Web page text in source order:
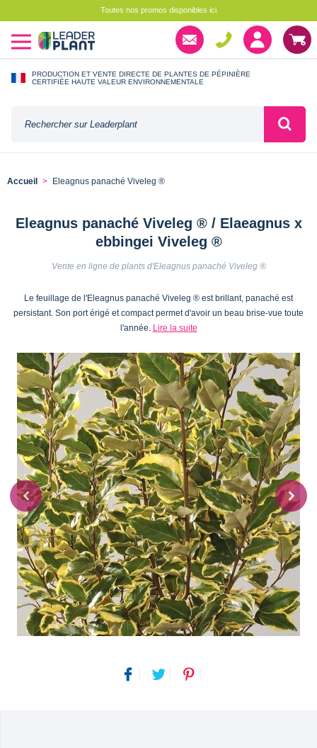
Toutes nos promos disponibles ici
PRODUCTION ET VENTE DIRECTE DE PLANTES DE PÉPINIÈRE
CERTIFIÉE HAUTE VALEUR ENVIRONNEMENTALE
Accueil Eleagnus panaché Viveleg ®
Eleagnus panaché Viveleg ® / Elaeagnus x
ebbingei Viveleg ®
Vente en ligne de plants d'Eleagnus panaché Viveleg ®
Le feuillage de l'Eleagnus panaché Viveleg ® est brillant, panaché est
persistant. Son port érigé et compact permet d'avoir un beau brise-vue toute
l'année. Lire la suite